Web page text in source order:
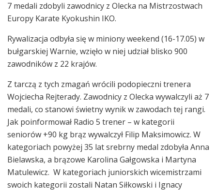
7 medali zdobyli zawodnicy z Olecka na Mistrzostwach
Europy Karate Kyokushin IKO.
Rywalizacja odbyła się w miniony weekend (16-17.05) w
bułgarskiej Warnie, wzięło w niej udział blisko 900
zawodników z 22 krajów.
Z tarczą z tych zmagań wrócili podopieczni trenera
Wojciecha Rejterady. Zawodnicy z Olecka wywalczyli aż 7
medali, co stanowi świetny wynik w zawodach tej rangi.
Jak poinformował Radio 5 trener – w kategorii
seniorów +90 kg brąz wywalczył Filip Maksimowicz. W
kategoriach powyżej 35 lat srebrny medal zdobyła Anna
Bielawska, a brązowe Karolina Gałgowska i Martyna
Matulewicz. W kategoriach juniorskich wicemistrzami
swoich kategorii zostali Natan Siłkowski i Ignacy